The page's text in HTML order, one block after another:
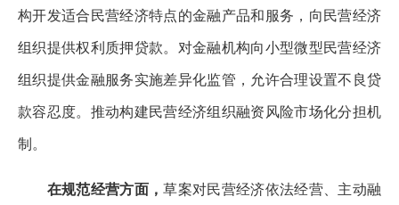
构开发适合民营经济特点的金融产品和服务，向民营经济
组织提供权利质押贷款。对金融机构向小型微型民营经济
组织提供金融服务实施差异化监管，允许合理设置不良贷
款容忍度。推动构建民营经济组织融资风险市场化分担机
制。
在规范经营方面，草案对民营经济依法经营、主动融